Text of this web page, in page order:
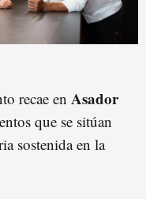
recae en Asador
que se sitúan
sostenida en la